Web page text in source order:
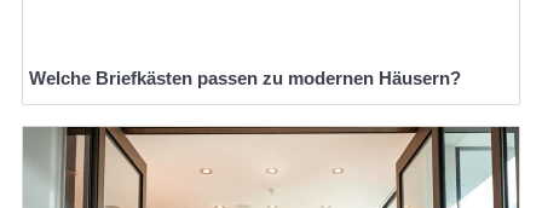
Welche Briefkästen passen zu modernen Häusern?